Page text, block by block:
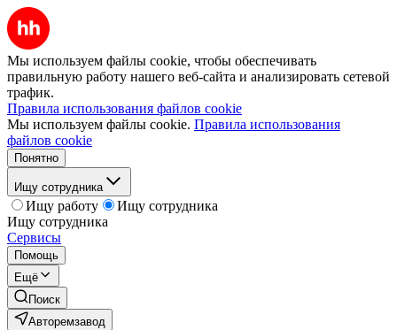
Мы используем файлы cookie, чтобы обеспечивать
правильную работу нашего веб-сайта и анализировать сетевой
трафик.
Правила использования файлов cookie
Мы используем файлы cookie. Правила использования
файлов cookie
Понятно
Ищу сотрудника
Ищу работу
Ищу сотрудника
Ищу сотрудника
Сервисы
Помощь
Ещё
Поиск
Авторемзавод